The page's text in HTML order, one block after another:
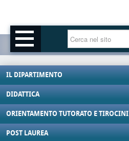
IL DIPARTIMENTO
DIDATTICA
ORIENTAMENTO TUTORATO E TIROCINI
POST LAUREA